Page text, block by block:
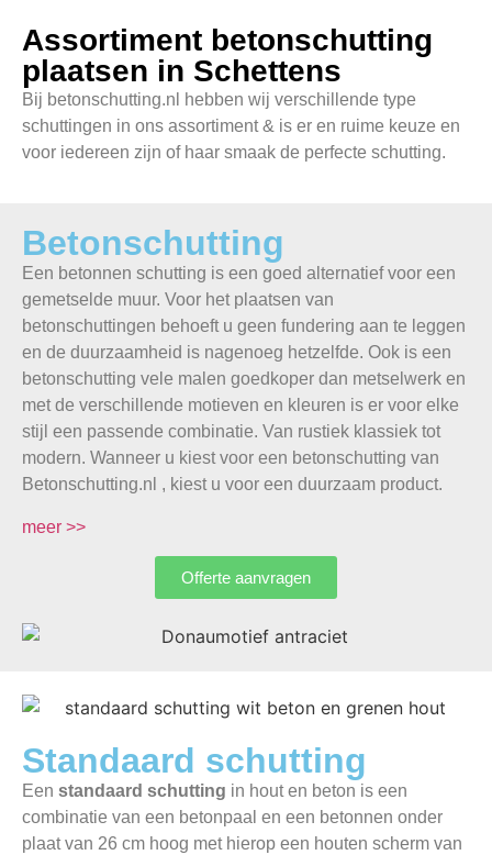
Assortiment betonschutting
plaatsen in Schettens
Bij betonschutting.nl hebben wij verschillende type
schuttingen in ons assortiment & is er en ruime keuze en
voor iedereen zijn of haar smaak de perfecte schutting.
Betonschutting
Een betonnen schutting is een goed alternatief voor een
gemetselde muur. Voor het plaatsen van
betonschuttingen behoeft u geen fundering aan te leggen
en de duurzaamheid is nagenoeg hetzelfde. Ook is een
betonschutting vele malen goedkoper dan metselwerk en
met de verschillende motieven en kleuren is er voor elke
stijl een passende combinatie. Van rustiek klassiek tot
modern. Wanneer u kiest voor een betonschutting van
Betonschutting.nl , kiest u voor een duurzaam product.
meer >>
Offerte aanvragen
Standaard schutting
Een standaard schutting in hout en beton is een
combinatie van een betonpaal en een betonnen onder
plaat van 26 cm hoog met hierop een houten scherm van